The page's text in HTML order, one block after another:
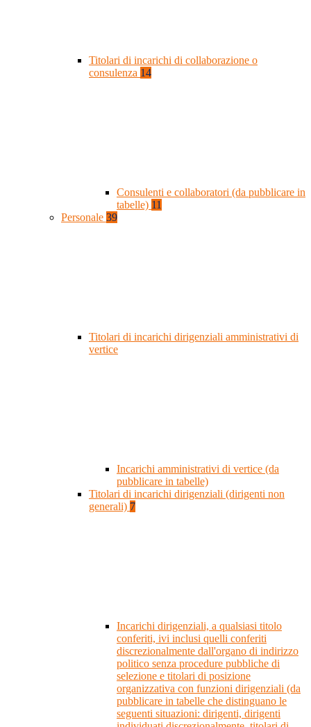
Titolari di incarichi di collaborazione o
consulenza 14
Consulenti e collaboratori (da pubblicare in
tabelle) 11
Personale 39
Titolari di incarichi dirigenziali amministrativi di
vertice
Incarichi amministrativi di vertice (da
pubblicare in tabelle)
Titolari di incarichi dirigenziali (dirigenti non
generali) 7
Incarichi dirigenziali, a qualsiasi titolo
conferiti, ivi inclusi quelli conferiti
discrezionalmente dall'organo di indirizzo
politico senza procedure pubbliche di
selezione e titolari di posizione
organizzativa con funzioni dirigenziali (da
pubblicare in tabelle che distinguano le
seguenti situazioni: dirigenti, dirigenti